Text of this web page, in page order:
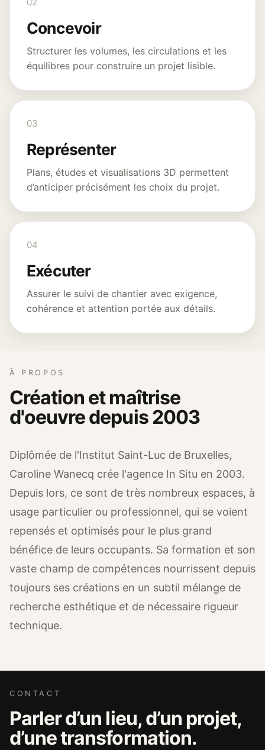
Concevoir
Structurer les volumes, les circulations et les
équilibres pour construire un projet lisible.
03
Représenter
Plans, études et visualisations 3D permettent
d’anticiper précisément les choix du projet.
04
Exécuter
Assurer le suivi de chantier avec exigence,
cohérence et attention portée aux détails.
À PROPOS
Création et maîtrise
d'oeuvre depuis 2003
Diplômée de l'Institut Saint-Luc de Bruxelles,
Caroline Wanecq crée l'agence In Situ en 2003.
Depuis lors, ce sont de très nombreux espaces, à
usage particulier ou professionnel, qui se voient
repensés et optimisés pour le plus grand
bénéfice de leurs occupants. Sa formation et son
vaste champ de compétences nourrissent depuis
toujours ses créations en un subtil mélange de
recherche esthétique et de nécessaire rigueur
technique.
CONTACT
Parler d’un lieu, d’un projet,
d’une transformation.